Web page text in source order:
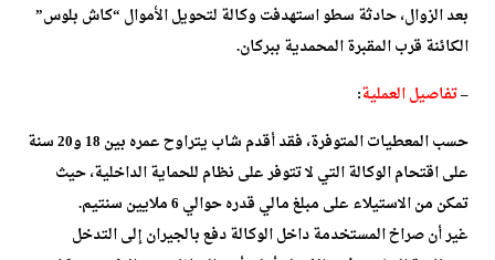
بعد الزوال، حادثة سطو استهدفت وكالة لتحويل الأموال “كاش بلوس”
الكائنة قرب المقبرة المحمدية ببركان.
–تفاصيل العملية:
حسب المعطيات المتوفرة، فقد أقدم شاب يتراوح عمره بين 18 و20 سنة
على اقتحام الوكالة التي لا تتوفر على نظام للحماية الداخلية، حيث
تمكن من الاستيلاء على مبلغ مالي قدره حوالي 6 ملايين سنتيم.
غير أن صراخ المستخدمة داخل الوكالة دفع بالجيران إلى التدخل